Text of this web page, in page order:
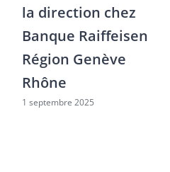
la direction chez
Banque Raiffeisen
Région Genève
Rhône
1 septembre 2025